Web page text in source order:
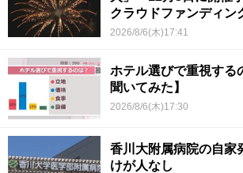
クラウドファンディン
2026/8/6(木)17:41
ホテル選びで重視する
聞いてみた】
2026/8/6(木)17:30
香川大附属病院の自
けが人なし